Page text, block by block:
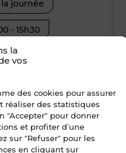
la
vos
des cookies pour assurer
réaliser des statistiques
"Accepter" pour donner
et profiter d’une
sur "Refuser" pour les
en cliquant sur
journée
- 15h30
- 19h00